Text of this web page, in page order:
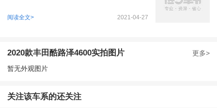
20款 4.6L GX-R 两气 底挂 17铁轮 无天窗
2021-04-27
阅读全文>
2020款丰田酷路泽4600实拍图片
更多>
暂无外观图片
关注该车系的还关注